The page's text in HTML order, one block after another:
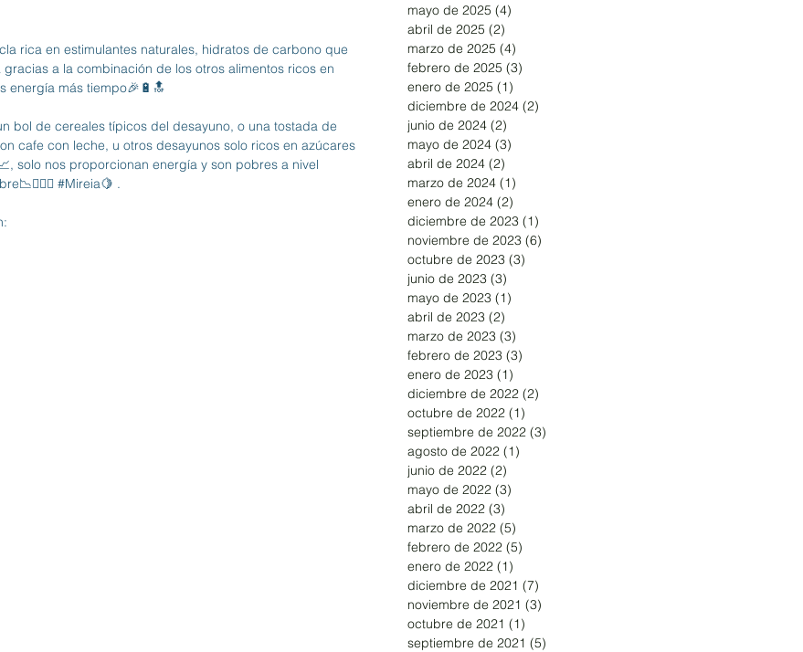
rica en estimulantes naturales, hidratos de carbono que
a la combinación de los otros alimentos ricos en
energía más tiempo🎉🔋🔝
bol de cereales típicos del desayuno, o una tostada de
cafe con leche, u otros desayunos solo ricos en azúcares
solo nos proporcionan energía y son pobres a nivel
#Mireia🍋 .
mayo de 2025 (4)
abril de 2025 (2)
marzo de 2025 (4)
febrero de 2025 (3)
enero de 2025 (1)
diciembre de 2024 (2)
junio de 2024 (2)
mayo de 2024 (3)
abril de 2024 (2)
marzo de 2024 (1)
enero de 2024 (2)
diciembre de 2023 (1)
noviembre de 2023 (6)
octubre de 2023 (3)
junio de 2023 (3)
mayo de 2023 (1)
abril de 2023 (2)
marzo de 2023 (3)
febrero de 2023 (3)
enero de 2023 (1)
diciembre de 2022 (2)
octubre de 2022 (1)
septiembre de 2022 (3)
agosto de 2022 (1)
junio de 2022 (2)
mayo de 2022 (3)
abril de 2022 (3)
marzo de 2022 (5)
febrero de 2022 (5)
enero de 2022 (1)
diciembre de 2021 (7)
noviembre de 2021 (3)
octubre de 2021 (1)
septiembre de 2021 (5)